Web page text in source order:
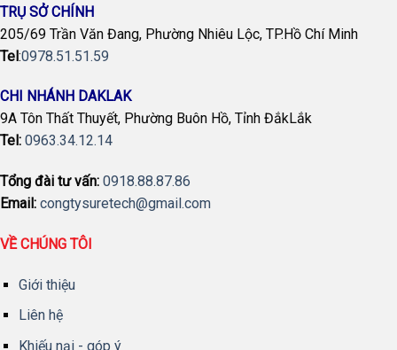
TRỤ SỞ CHÍNH
205/69 Trần Văn Đang, Phường Nhiêu Lộc, TP.Hồ Chí Minh
Tel:0978.51.51.59
CHI NHÁNH DAKLAK
9A Tôn Thất Thuyết, Phường Buôn Hồ, Tỉnh ĐắkLắk
Tel: 0963.34.12.14
Tổng đài tư vấn: 0918.88.87.86
Email: congtysuretech@gmail.com
VỀ CHÚNG TÔI
Giới thiệu
Liên hệ
Khiếu nại - góp ý